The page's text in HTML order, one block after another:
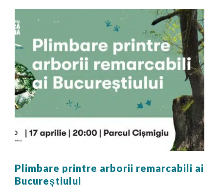
Plimbare printre arborii remarcabili ai
Bucureștiului